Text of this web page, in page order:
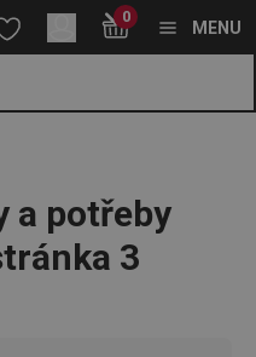
a soupravy | Vše pro
obsah 0
MENU
a potřeby
3